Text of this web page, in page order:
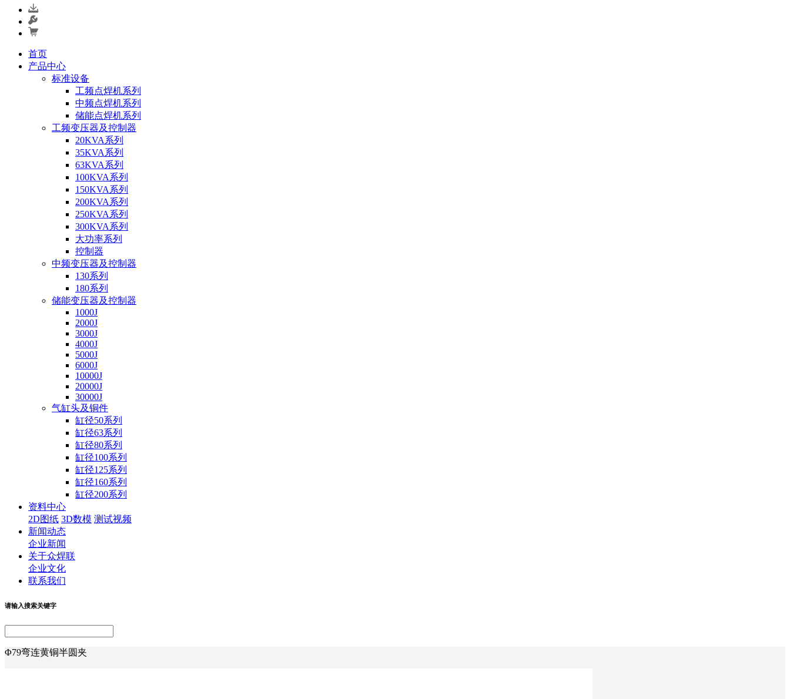
首页
产品中心
标准设备
工频点焊机系列
中频点焊机系列
储能点焊机系列
工频变压器及控制器
20KVA系列
35KVA系列
63KVA系列
100KVA系列
150KVA系列
200KVA系列
250KVA系列
300KVA系列
大功率系列
控制器
中频变压器及控制器
130系列
180系列
储能变压器及控制器
1000J
2000J
3000J
4000J
5000J
6000J
10000J
20000J
30000J
气缸头及铜件
缸径50系列
缸径63系列
缸径80系列
缸径100系列
缸径125系列
缸径160系列
缸径200系列
资料中心
2D图纸 3D数模 测试视频
新闻动态
企业新闻
关于众焊联
企业文化
联系我们
请输入搜索关键字
Φ79弯连黄铜半圆夹